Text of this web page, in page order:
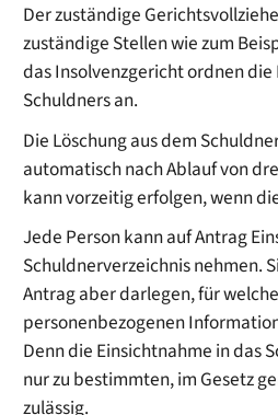
Der zuständige
zuständige Stellen wie zum
das Insolvenzgericht ordnen
Schuldners an.
Die Löschung aus dem
automatisch nach Ablauf von
kann vorzeitig erfolgen, wenn
Jede Person kann auf Antrag
Schuldnerverzeichnis nehmen.
Antrag aber darlegen, für
personenbezogenen
Denn die Einsichtnahme in das
nur zu bestimmten, im Gesetz
zulässig.